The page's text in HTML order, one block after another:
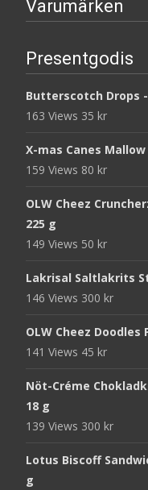
Varumärken
Presentgodis
Butterscotch Drops
163 Views 35 kr
X-mas Canes Mallow
159 Views 80 kr
OLW Cheez
225 g
149 Views 50 kr
Lakrisal Saltlakrits
146 Views 300 kr
OLW Cheez Doodles
141 Views 45 kr
Nöt-Créme
18 g
139 Views 300 kr
Lotus Biscoff
g